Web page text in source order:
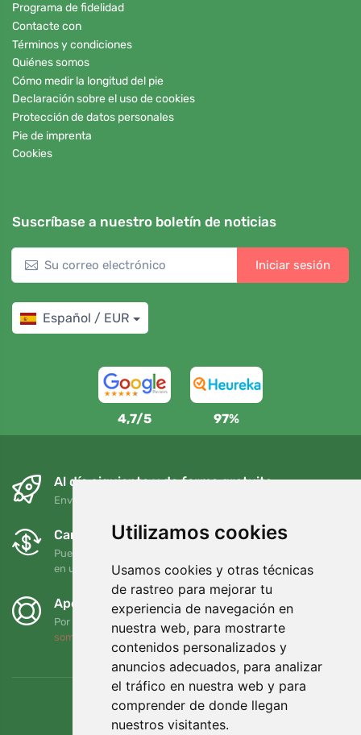
Utilizamos cookies
Usamos cookies y otras técnicas
de rastreo para mejorar tu
experiencia de navegación en
nuestra web, para mostrarte
contenidos personalizados y
anuncios adecuados, para analizar
el tráfico en nuestra web y para
comprender de donde llegan
nuestros visitantes.
Programa de fidelidad
Contacte con
Términos y condiciones
Quiénes somos
Cómo medir la longitud del pie
Declaración sobre el uso de cookies
Protección de datos personales
Pie de imprenta
Cookies
Suscríbase a nuestro boletín de noticias
Iniciar sesión
Español / EUR
4,7/5 97%
Al día siguiente y de forma gratuita
Envío gratuito para pedidos superiores a 95 EUR
Cambios y devoluciones gratuitos
Puede devolver o cambiar su pedido en cualquier momento
en un plazo de 90 días
Apoyamos a Trees.org
Por cada pedido plantamos un árbol. Leer más
somos